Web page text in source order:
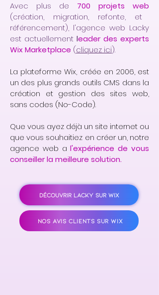
Avec plus de
700 projets web
(création, migration, refonte, et
référencement), l'agence web Lacky
est actuellement leader des experts
Wix Marketplace (cliquez ici).
La plateforme Wix, créée en 2006, est
un des plus grands outils CMS dans la
création et gestion des sites web,
sans codes (No-Code).
Que vous ayez déjà un site internet ou
que vous souhaitiez en créer un, notre
agence web al'expérience de vous
conseiller la meilleure solution.
DÉCOUVRIR LACKY SUR WIX
NOS AVIS CLIENTS SUR WIX